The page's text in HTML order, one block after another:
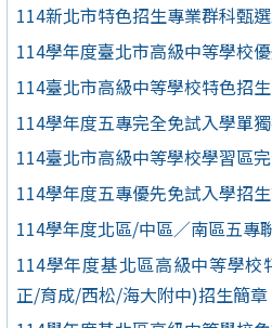
114新北市特色招生專業群科甄
114學年度臺北市高級中等學校
114臺北市高級中等學校特色招
114學年度五專完全免試入學單
114臺北市高級中等學校學習區
114學年度五專優先免試入學招
114學年度北區/中區／南區五專
114學年度基北區高級中等學
正/育成/西松/海大附中)招生簡章